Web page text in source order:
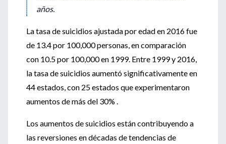
años.
La tasa de suicidios ajustada por edad en 2016 fue
de 13.4 por 100,000 personas, en comparación
con 10.5 por 100,000 en 1999. Entre 1999 y 2016,
la tasa de suicidios aumentó significativamente en
44 estados, con 25 estados que experimentaron
aumentos de más del 30% .
Los aumentos de suicidios están contribuyendo a
las reversiones en décadas de tendencias de